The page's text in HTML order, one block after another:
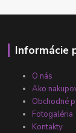
Informácie
O nás
Ako
Obchodné
Fotogaléria
Kontakty